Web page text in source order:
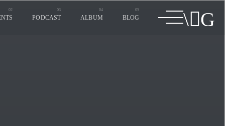
PODCAST ALBUM BLOG